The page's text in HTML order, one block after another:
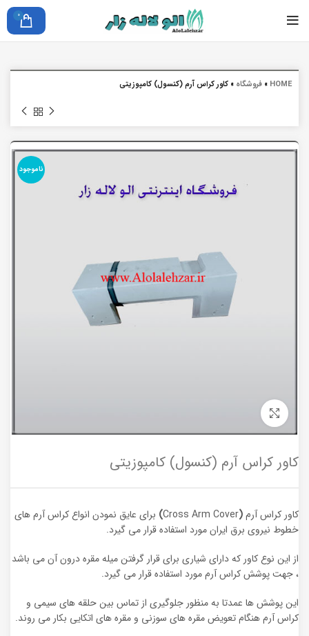
0
HOME
» فروشگاه » کاور کراس آرم (کنسول) کامپوزیتی
ناموجود
کاور کراس آرم (کنسول) کامپوزیتی
کاور کراس آرم(
Cross Arm Cover
) برای عایق نمودن انواع کراس آرم های
خطوط نیروی برق ایران مورد استفاده قرار می گیرد.
از این نوع کاور که دارای شیاری برای قرار گرفتن میله مقره درون آن می باشد
، جهت پوشش کراس آرم مورد استفاده قرار می گیرد.
این پوشش ها عمدتا به منظور جلوگیری از تماس بین حلقه های سیمی و
کراس آرم هنگام تعویض مقره های سوزنی و مقره های اتکایی بکار می روند.